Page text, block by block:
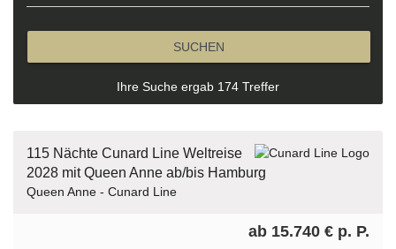
SUCHEN
Ihre Suche ergab 174 Treffer
115 Nächte Cunard Line Weltreise
2028 mit Queen Anne ab/bis Hamburg
Queen Anne - Cunard Line
ab 15.740 € p. P.